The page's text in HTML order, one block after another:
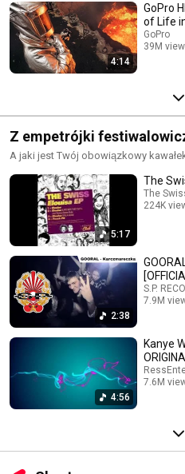
4:14
GoPro
of Life
GoPro
39M
Z empetrójki
A jaki jest Twój obowiązkowy
5:17
The
The
224K
2:38
S.P.
7.9M
4:56
Kanye
7.6M